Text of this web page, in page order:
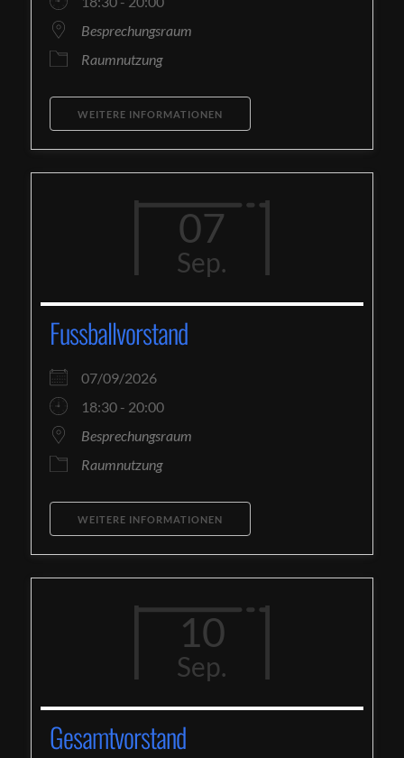
Besprechungsraum
Raumnutzung
WEITERE INFORMATIONEN
07
Sep.
Fussballvorstand
07/09/2026
18:30 - 20:00
Besprechungsraum
Raumnutzung
WEITERE INFORMATIONEN
10
Sep.
Gesamtvorstand